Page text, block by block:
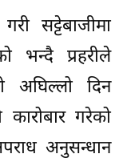
सट्टेबाजीमा
भन्दै प्रहरीले
अघिल्लो दिन
कारोबार गरेको
अनुसन्धान